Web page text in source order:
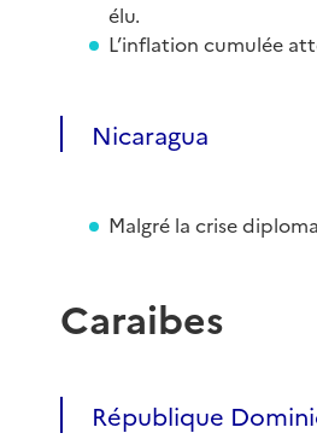
élu.
L’inflation cumulée
Nicaragua
Malgré la crise
Caraibes
République